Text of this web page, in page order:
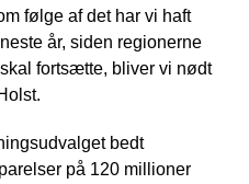
følge af det har vi haft
år, siden regionerne
fortsætte, bliver vi nødt
bedt
på 120 millioner